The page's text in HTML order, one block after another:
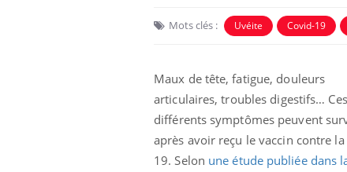
Mots clés : Uvéite Covid-19
Maux de tête, fatigue, douleurs
articulaires, troubles digestifs… Ces
différents symptômes peuvent
après avoir reçu le vaccin contre la
19. Selon une étude publiée dans